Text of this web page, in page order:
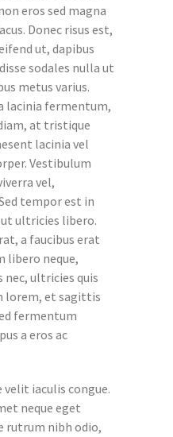
eros sed magna
Donec risus est,
ut, dapibus
sodales nulla ut
metus varius.
lacinia fermentum,
at tristique
lacinia vel
Vestibulum
vel,
tempor est in
ultricies libero.
a faucibus erat
libero neque,
ultricies quis
lorem, et sagittis
fermentum
a eros ac
velit iaculis congue.
neque eget
rutrum nibh odio,